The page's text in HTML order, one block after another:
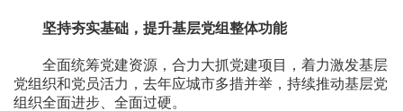
坚持夯实基础，提升基层党组整体功能
全面统筹党建资源，合力大抓党建项目，着力激发基层
党组织和党员活力，去年应城市多措并举，持续推动基层党
组织全面进步、全面过硬。